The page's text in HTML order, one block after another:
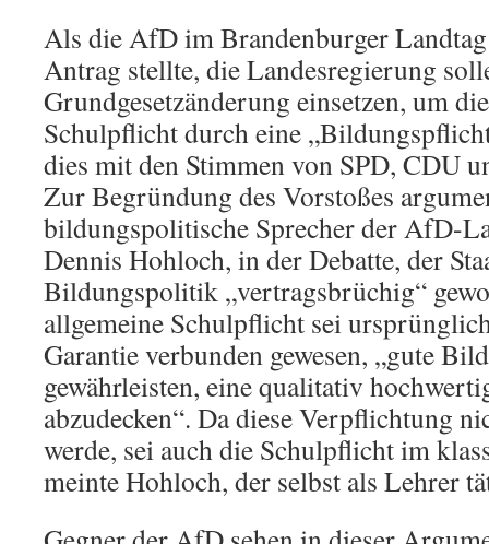
Als die AfD im Brandenburger
Antrag stellte, die Landesregierung
Grundgesetzänderung einsetzen, um
Schulpflicht durch eine
dies mit den Stimmen von SPD, CDU
Zur Begründung des Vorstoßes
bildungspolitische Sprecher der AfD-
Dennis Hohloch, in der Debatte, der
Bildungspolitik „vertragsbrüchig“
allgemeine Schulpflicht sei
Garantie verbunden gewesen, „gute
gewährleisten, eine qualitativ
abzudecken“. Da diese Verpflichtung
werde, sei auch die Schulpflicht im
meinte Hohloch, der selbst als Lehrer